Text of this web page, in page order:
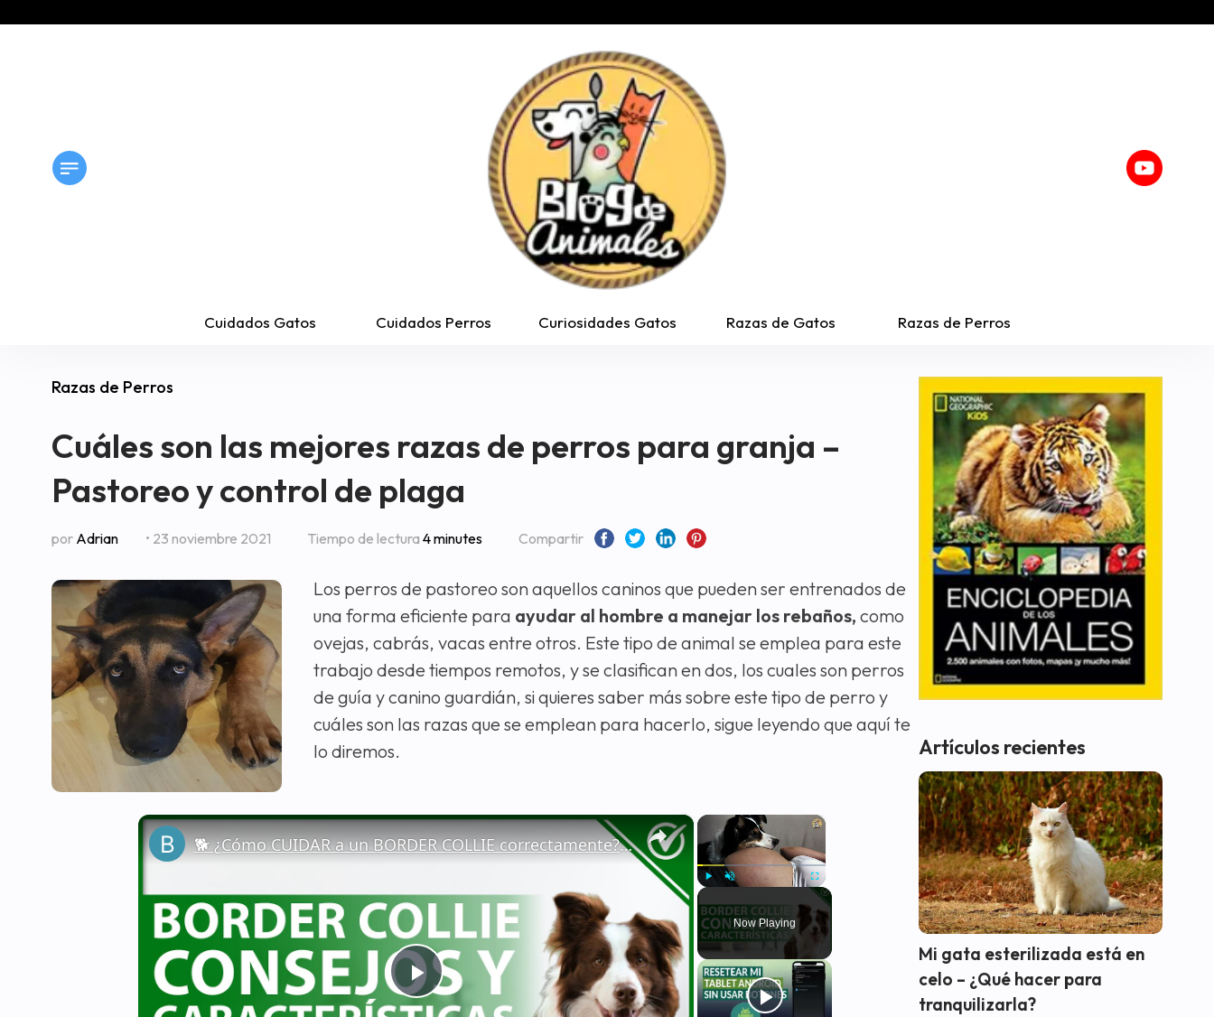
Cuidados Gatos Cuidados Perros Curiosidades Gatos Razas de Gatos Razas de Perros
Razas de Perros
Cuáles son las mejores razas de perros para granja –
Pastoreo y control de plaga
por Adrian • 23 noviembre 2021 Tiempo de lectura4 minutes Compartir
Los perros de pastoreo son aquellos caninos que pueden ser entrenados de
una forma eficiente para ayudar al hombre a manejar los rebaños, como
ovejas, cabrás, vacas entre otros. Este tipo de animal se emplea para este
trabajo desde tiempos remotos, y se clasifican en dos, los cuales son perros
de guía y canino guardián, si quieres saber más sobre este tipo de perro y
cuáles son las razas que se emplean para hacerlo, sigue leyendo que aquí te
lo diremos.
×
Fullscreen
Now Playing
×
Play
🐕 ¿Cómo CUIDAR a un BORDER COLLIE correctamente? - Características y consejos 🐕
Artículos recientes
Mi gata esterilizada está en
celo – ¿Qué hacer para
tranquilizarla?